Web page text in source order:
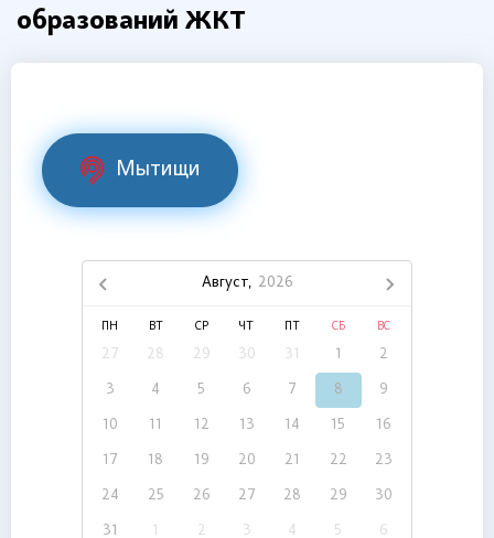
образований ЖКТ
Мытищи
Август, 2026
ПН ВТ СР ЧТ СБ ВС
27 28 29 30 31 1 2
3 4 5 6 7 8 9
10 11 12 13 14 15 16
17 18 19 20 21 22 23
24 25 26 27 28 29 30
31 1 2 3 4 5 6